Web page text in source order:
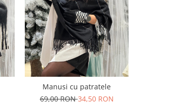
Manusi cu patratele
69,00 RON34,50 RON